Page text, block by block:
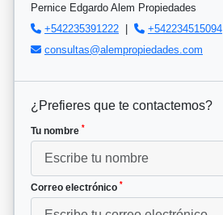
Pernice Edgardo Alem Propiedades
+542235391222 |
+542234515094
consultas@alempropiedades.com
¿Prefieres que te contactemos?
Tu nombre *
Correo electrónico *